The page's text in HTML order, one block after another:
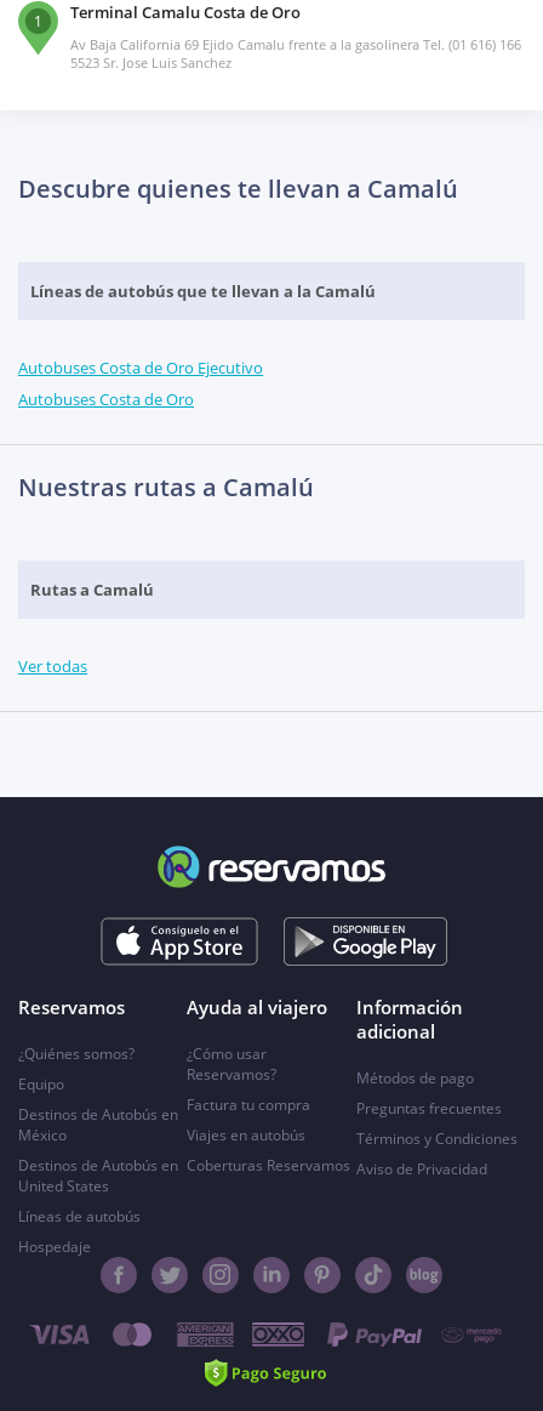
1 Terminal Camalu Costa de Oro
Av Baja California 69 Ejido Camalu frente a la gasolinera Tel. (01 616) 166
5523 Sr. Jose Luis Sanchez
Descubre quienes te llevan a Camalú
Líneas de autobús que te llevan a la Camalú
Autobuses Costa de Oro Ejecutivo
Autobuses Costa de Oro
Nuestras rutas a Camalú
Rutas a Camalú
Ver todas
Reservamos
¿Quiénes somos?
Equipo
Destinos de Autobús en
México
Destinos de Autobús en
United States
Líneas de autobús
Hospedaje
Ayuda al viajero
¿Cómo usar
Reservamos?
Factura tu compra
Viajes en autobús
Coberturas Reservamos
Información
adicional
Métodos de pago
Preguntas frecuentes
Términos y Condiciones
Aviso de Privacidad